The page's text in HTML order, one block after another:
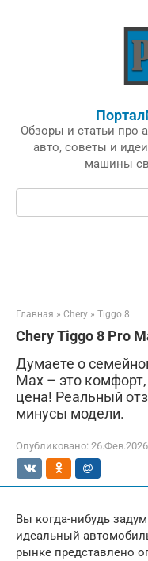
Обзоры и статьи про
авто, советы и
машины
Поиск:
Главная » Chery » Tiggo 8
Chery Tiggo 8 Pro
Думаете о
Max – это
цена! Реальный
минусы модели.
Опубликовано: 26.Фев.2026
Вы когда-нибудь
идеальный
рынке представлено